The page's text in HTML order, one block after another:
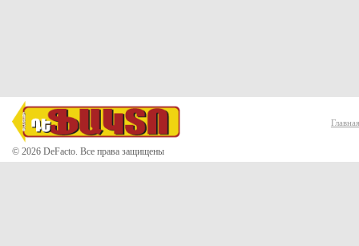
© 2026 DeFacto. Все права защищены
Главная